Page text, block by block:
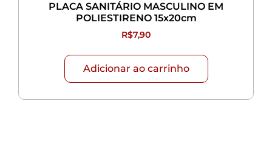
PLACA SANITÁRIO MASCULINO EM
POLIESTIRENO 15x20cm
R$7,90
Adicionar ao carrinho